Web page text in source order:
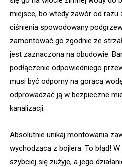
miejsce, bo wtedy zawór od razu
ciśnienia spowodowany
zamontować go zgodnie ze
jest zaznaczona na obudowie.
podłączenie odpowiedniego
musi być odporny na gorącą
odprowadzać ją w bezpieczne
kanalizacji.
Absolutnie unikaj montowania
wychodzącą z bojlera. To błąd!
szybciej się zużyje, a jego